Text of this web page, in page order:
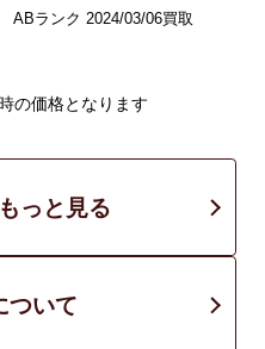
ABランク 2024/03/06買取
の価格となります
っと見る
ついて